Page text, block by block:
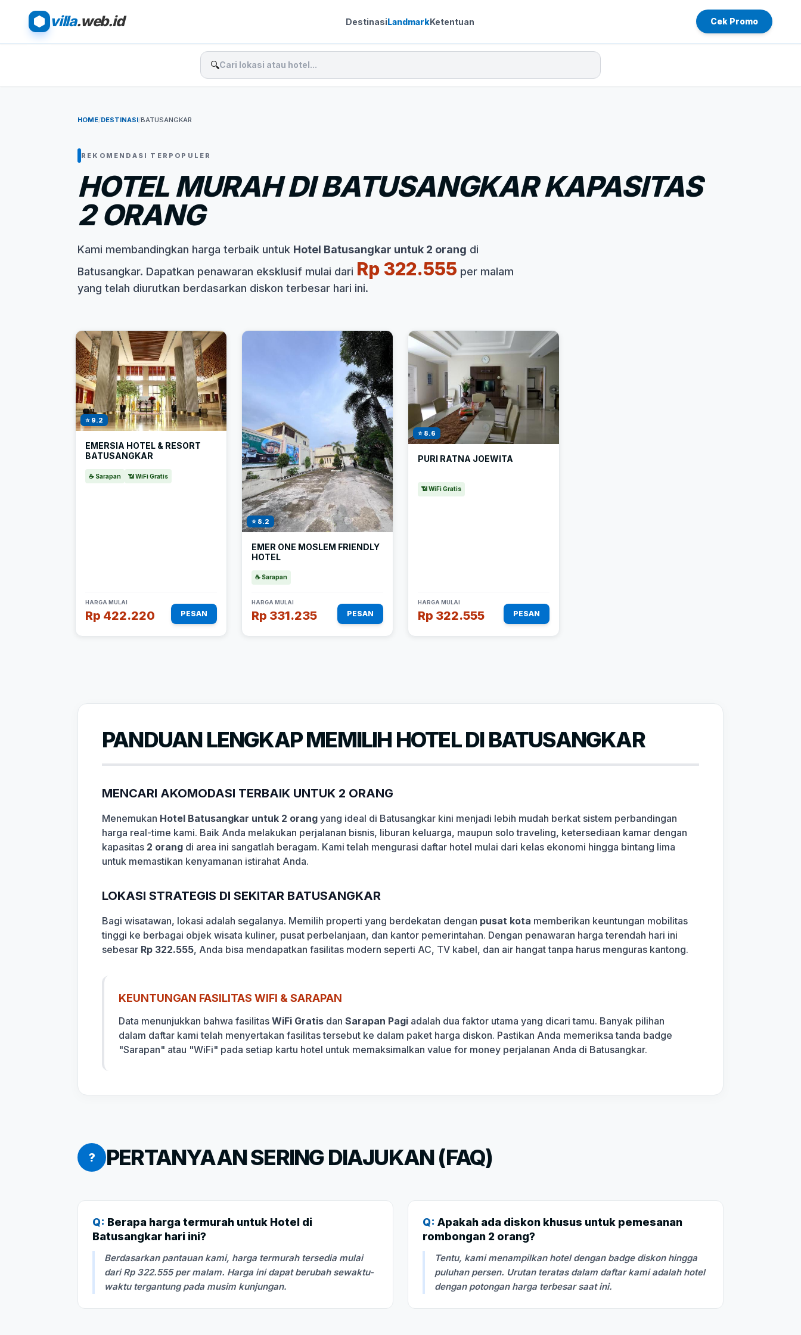
villa.web.id DestinasiLandmarkKetentuan Cek Promo
🔍
HOME/DESTINASI/BATUSANGKAR
REKOMENDASI TERPOPULER
HOTEL MURAH DI BATUSANGKAR KAPASITAS
2 ORANG
Kami membandingkan harga terbaik untuk Hotel Batusangkar untuk 2 orang di
Batusangkar. Dapatkan penawaran eksklusif mulai dari Rp 322.555 per malam
yang telah diurutkan berdasarkan diskon terbesar hari ini.
⭐ 9.2
EMERSIA HOTEL & RESORT
BATUSANGKAR
☕ Sarapan 📶 WiFi Gratis
HARGA MULAI
Rp 422.220 PESAN
⭐ 8.2
EMER ONE MOSLEM FRIENDLY
HOTEL
☕ Sarapan
HARGA MULAI
Rp 331.235 PESAN
⭐ 8.6
PURI RATNA JOEWITA
📶 WiFi Gratis
HARGA MULAI
Rp 322.555 PESAN
PANDUAN LENGKAP MEMILIH HOTEL DI BATUSANGKAR
MENCARI AKOMODASI TERBAIK UNTUK 2 ORANG
Menemukan Hotel Batusangkar untuk 2 orang yang ideal di Batusangkar kini menjadi lebih mudah berkat sistem perbandingan
harga real-time kami. Baik Anda melakukan perjalanan bisnis, liburan keluarga, maupun solo traveling, ketersediaan kamar dengan
kapasitas 2 orang di area ini sangatlah beragam. Kami telah mengurasi daftar hotel mulai dari kelas ekonomi hingga bintang lima
untuk memastikan kenyamanan istirahat Anda.
LOKASI STRATEGIS DI SEKITAR BATUSANGKAR
Bagi wisatawan, lokasi adalah segalanya. Memilih properti yang berdekatan dengan pusat kota memberikan keuntungan mobilitas
tinggi ke berbagai objek wisata kuliner, pusat perbelanjaan, dan kantor pemerintahan. Dengan penawaran harga terendah hari ini
sebesar Rp 322.555, Anda bisa mendapatkan fasilitas modern seperti AC, TV kabel, dan air hangat tanpa harus menguras kantong.
KEUNTUNGAN FASILITAS WIFI & SARAPAN
Data menunjukkan bahwa fasilitas WiFi Gratis dan Sarapan Pagi adalah dua faktor utama yang dicari tamu. Banyak pilihan
dalam daftar kami telah menyertakan fasilitas tersebut ke dalam paket harga diskon. Pastikan Anda memeriksa tanda badge
"Sarapan" atau "WiFi" pada setiap kartu hotel untuk memaksimalkan value for money perjalanan Anda di Batusangkar.
? PERTANYAAN SERING DIAJUKAN (FAQ)
Q: Berapa harga termurah untuk Hotel di
Batusangkar hari ini?
Berdasarkan pantauan kami, harga termurah tersedia mulai
dari Rp 322.555 per malam. Harga ini dapat berubah sewaktu-
waktu tergantung pada musim kunjungan.
Q: Apakah ada diskon khusus untuk pemesanan
rombongan 2 orang?
Tentu, kami menampilkan hotel dengan badge diskon hingga
puluhan persen. Urutan teratas dalam daftar kami adalah hotel
dengan potongan harga terbesar saat ini.